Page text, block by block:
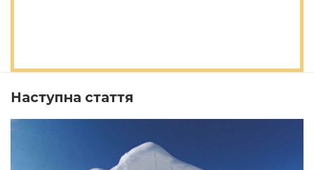
Наступна стаття